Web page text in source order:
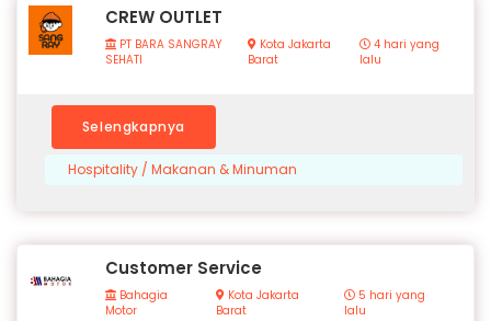
CREW OUTLET
PT BARA SANGRAY
SEHATI
Kota Jakarta
Barat
4 hari yang
lalu
Selengkapnya
Hospitality / Makanan & Minuman
Customer Service
Bahagia
Motor
Kota Jakarta
Barat
5 hari yang
lalu